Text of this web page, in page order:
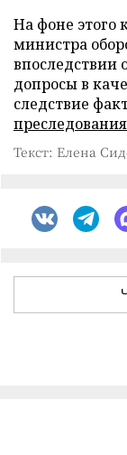
На фоне этого
министра
впоследствии
допросы в
следствие
преследования
Текст: Елена